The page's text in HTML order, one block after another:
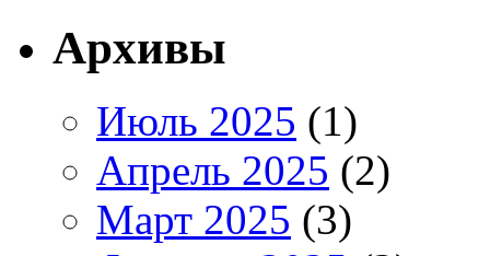
Архивы
Июль 2025 (1)
Апрель 2025 (2)
Март 2025 (3)